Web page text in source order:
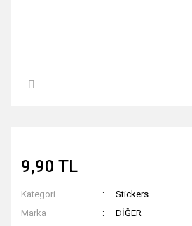
9,90 TL
Kategori
Stickers
Marka
DİĞER